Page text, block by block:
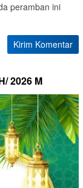
peramban ini
2026 M